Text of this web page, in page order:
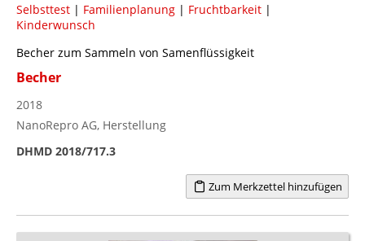
Selbsttest | Familienplanung | Fruchtbarkeit |
Kinderwunsch
Becher zum Sammeln von Samenflüssigkeit
Becher
2018
NanoRepro AG, Herstellung
DHMD 2018/717.3
Zum Merkzettel hinzufügen